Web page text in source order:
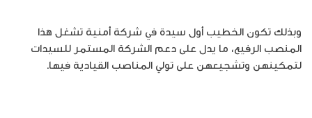
وبذلك تكون الخطيب أول سيدة في شركة أمنية تشغل هذا
المنصب الرفيع، ما يدل على دعم الشركة المستمر للسيدات
لتمكينهن وتشجيعهن على تولي المناصب القيادية فيها.